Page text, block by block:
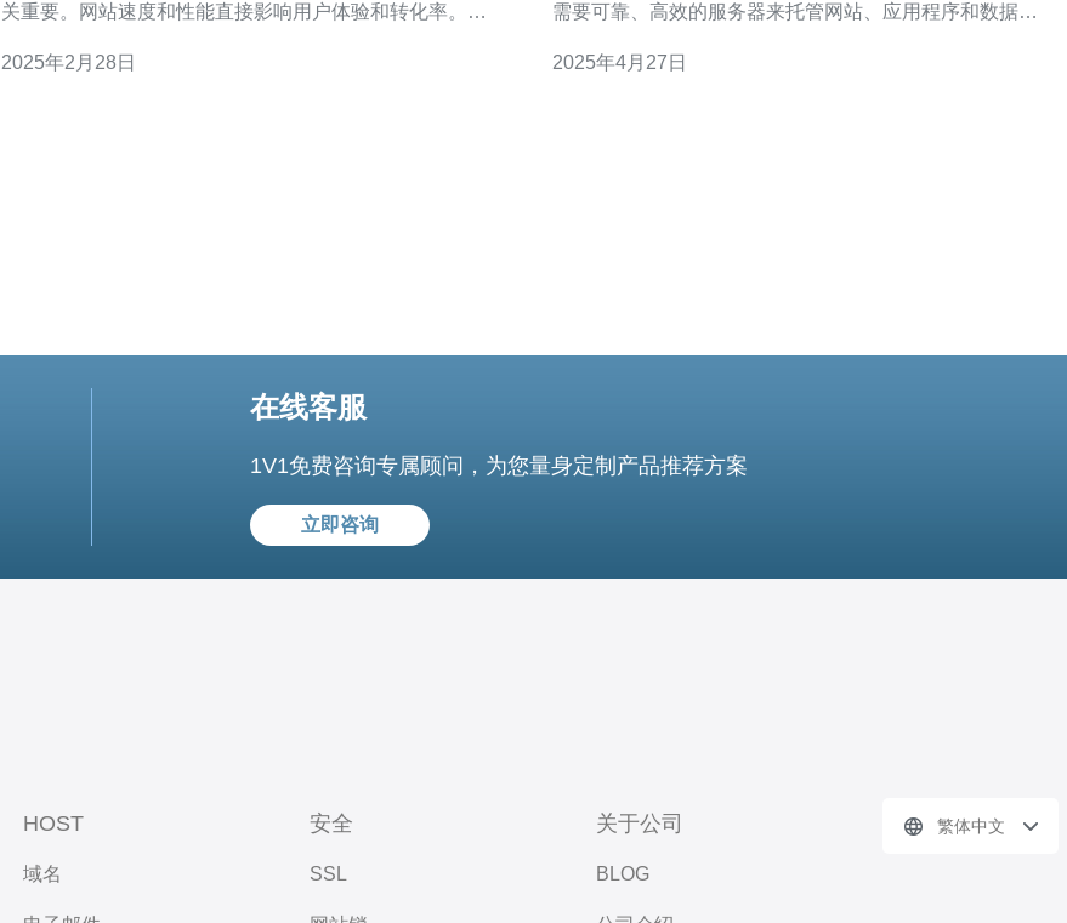
关重要。网站速度和性能直接影响用户体验和转化率。而
性能。本文将介绍东南亚解析服务器的优势以及如何优化
2025年2月28日
需要可靠、高效的服务器来托管网站、应用程序和数据。
也在迅速增长。因此，选择一个适合的东南亚服务器对于
2025年4月27日
在线客服
1V1免费咨询专属顾问，为您量身定制产品推荐方案
立即咨询
HOST
域名
安全
SSL
关于公司
BLOG
繁体中文